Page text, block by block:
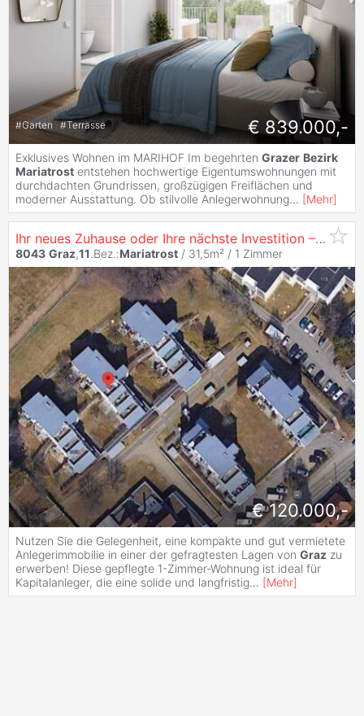
#Garten #Terrasse € 839.000,-
Exklusives Wohnen im MARIHOF Im begehrten Grazer Bezirk
Mariatrost entstehen hochwertige Eigentumswohnungen mit
durchdachten Grundrissen, großzügigen Freiflächen und
moderner Ausstattung. Ob stilvolle Anlegerwohnung... [Mehr]
Ihr neues Zuhause oder Ihre nächste Investition – 1-Zimmer-Wohnung in
8043 Graz,11.Bez.:Mariatrost / 31,5m² / 1 Zimmer
€ 120.000,-
Nutzen Sie die Gelegenheit, eine kompakte und gut vermietete
Anlegerimmobilie in einer der gefragtesten Lagen von Graz zu
erwerben! Diese gepflegte 1-Zimmer-Wohnung ist ideal für
Kapitalanleger, die eine solide und langfristig... [Mehr]